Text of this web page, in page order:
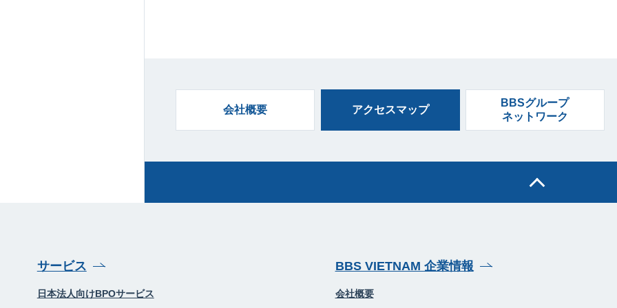
会社概要 アクセスマップ
BBSグループ
ネットワーク
サービス
日本法人向けBPOサービス
BBS VIETNAM 企業情報
会社概要